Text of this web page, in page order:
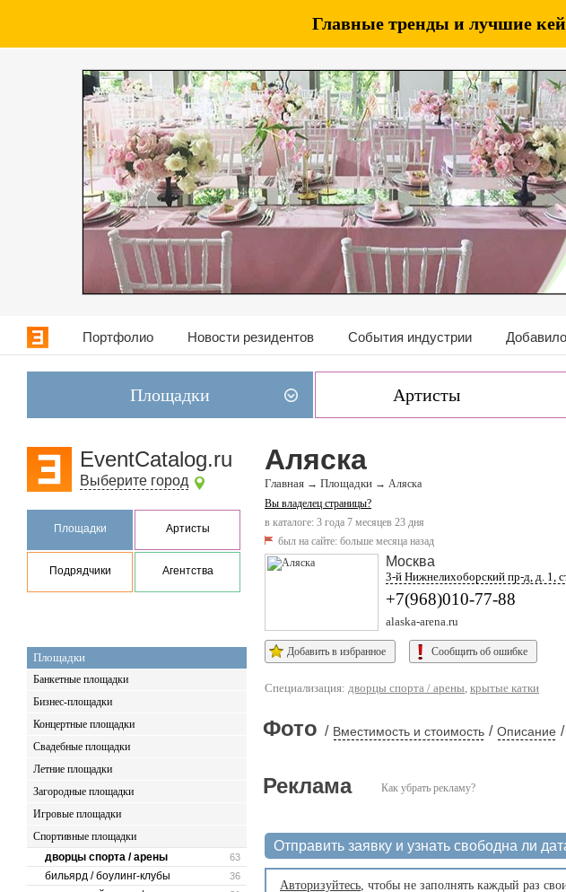
Главные тренды и лучшие
Портфолио Новости резидентов События индустрии
Площадки Артисты
EventCatalog.ru
Выберите город
Площадки Артисты
Подрядчики Агентства
Площадки
Банкетные площадки
Бизнес-площадки
Концертные площадки
Свадебные площадки
Летние площадки
Загородные площадки
Игровые площадки
Спортивные площадки
63
дворцы спорта / арены
36
бильярд / боулинг-клубы
Аляска
Главная → Площадки → Аляска
Вы владелец страницы?
в каталоге: 3 года 7 месяцев 23 дня
был на сайте: больше месяца назад
Москва
3-й Нижнелихоборский пр-д, д. 1,
+7(968)010-77-88
alaska-arena.ru
Добавить в избранное Сообщить об ошибке
Специализация: дворцы спорта / арены, крытые катки
Фото / Вместимость и стоимость / Описание /
Как убрать рекламу?
Реклама
Отправить заявку и узнать свободна ли
Авторизуйтесь, чтобы не заполнять каждый раз